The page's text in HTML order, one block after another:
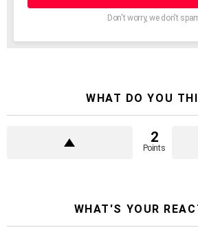
Don't worry, we don't
WHAT DO YOU
2
Points
WHAT'S YOUR